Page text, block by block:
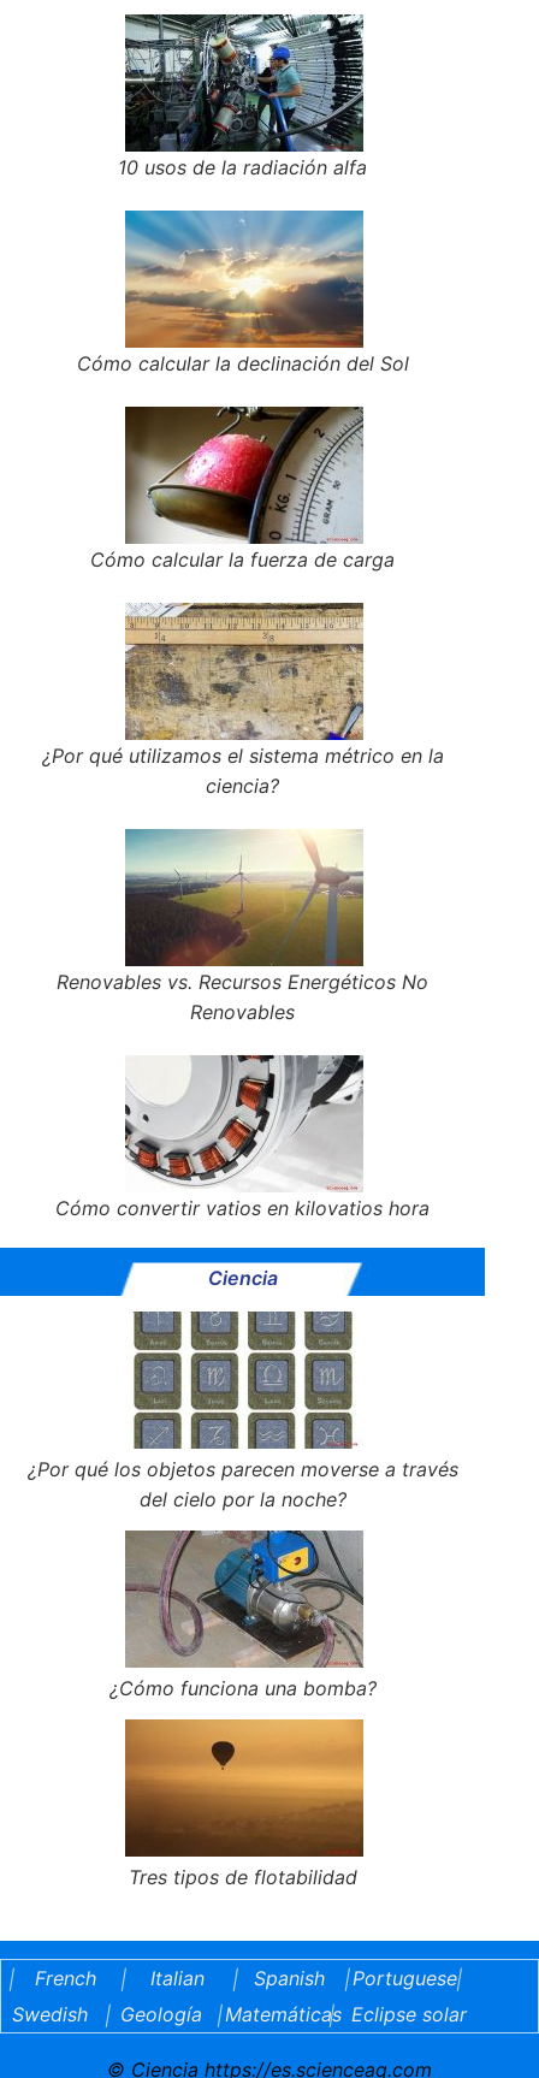
10 usos de la radiación alfa
Cómo calcular la declinación del Sol
Cómo calcular la fuerza de carga
¿Por qué utilizamos el sistema métrico en la
ciencia?
Renovables vs. Recursos Energéticos No
Renovables
Cómo convertir vatios en kilovatios hora
Ciencia
¿Por qué los objetos parecen moverse a través
del cielo por la noche?
¿Cómo funciona una bomba?
Tres tipos de flotabilidad
| French | Italian | Spanish |Portuguese|
Swedish
| Geología |Matemáticas
| Eclipse solar
© Ciencia https://es.scienceaq.com